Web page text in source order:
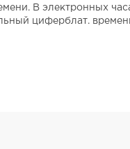
В электронных
циферблат.